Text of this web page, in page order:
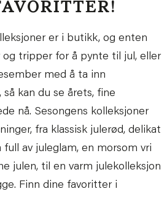
er i butikk, og enten
og tripper for å pynte til jul, eller
med å ta inn
kan du se årets, fine
nå. Sesongens kolleksjoner
fra klassisk julerød, delikat
av juleglam, en morsom vri
julen, til en varm julekolleksjon
Finn dine favoritter i